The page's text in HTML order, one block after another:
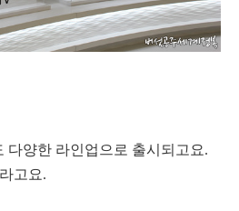
다양한 라인업으로 출시되고요.
고요.